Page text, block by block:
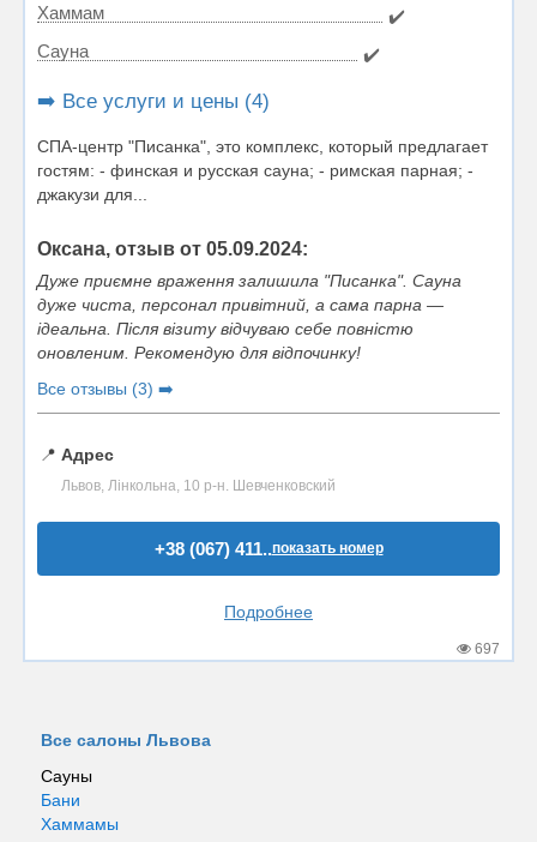
Хаммам
✔️
Сауна
✔️
➡️ Все услуги и цены (4)
СПА-центр "Писанка", это комплекс, который предлагает
гостям: - финская и русская сауна; - римская парная; -
джакузи для...
Оксана, отзыв от 05.09.2024:
Дуже приємне враження залишила "Писанка". Сауна
дуже чиста, персонал привітний, а сама парна —
ідеальна. Після візиту відчуваю себе повністю
оновленим. Рекомендую для відпочинку!
Все отзывы (3) ➡️
📍 Адрес
Львов, Лінкольна, 10 р-н. Шевченковский
+38 (067) 411..показать номер
Подробнее
697
Все салоны Львова
Сауны
Бани
Хаммамы